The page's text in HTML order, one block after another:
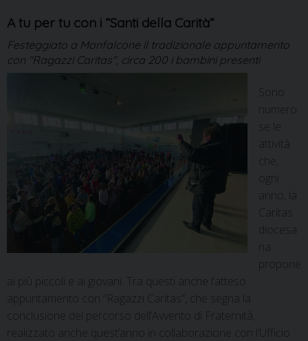
A tu per tu con i “Santi della Carità”
Festeggiato a Monfalcone il tradizionale appuntamento
con "Ragazzi Caritas", circa 200 i bambini presenti
Sono
numero
attività
che,
ogni
anno, la
Caritas
diocesa
na
propone
ai più piccoli e ai giovani. Tra questi anche l’atteso
appuntamento con “Ragazzi Caritas”, che segna la
conclusione del percorso dell’Avvento di Fraternità,
realizzato anche quest’anno in collaborazione con l’Ufficio